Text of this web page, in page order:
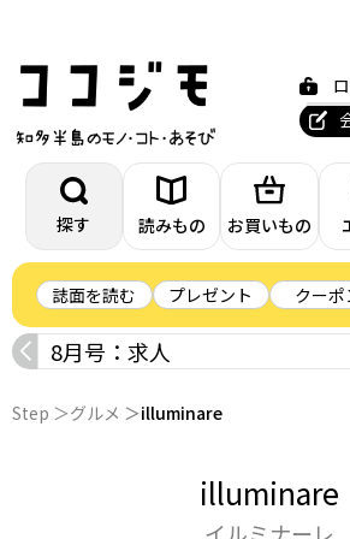
探す 読みもの お買いもの
誌面を読む プレゼント クーポ
8月号：求人
Step グルメ illuminare
illuminare